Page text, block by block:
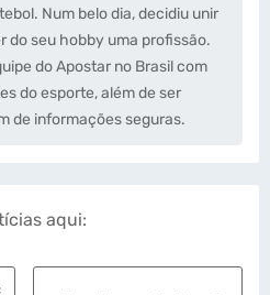
Num belo dia, decidiu unir
do seu hobby uma profissão.
do Apostar no Brasil com
do esporte, além de ser
de informações seguras.
aqui: